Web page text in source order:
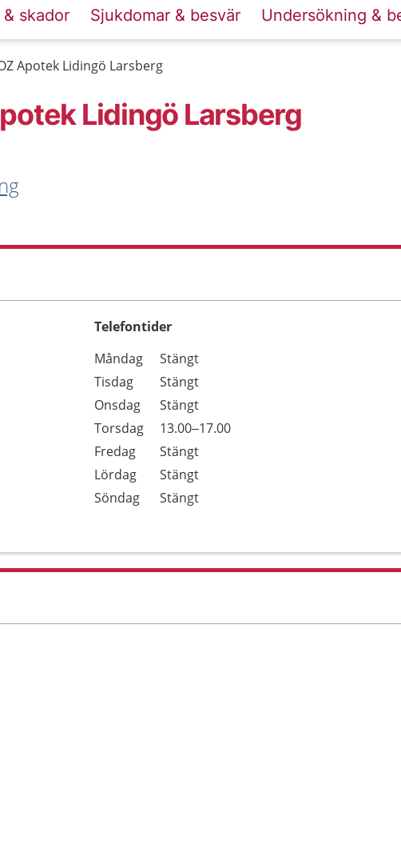
skador Sjukdomar & besvär Undersökning &
Apotek Lidingö Larsberg
Lidingö Larsberg
Telefontider
Dag
Öppettider
Kommentarer
Måndag
Stängt
Tisdag
Stängt
Onsdag
Stängt
Torsdag
13.00–17.00
Fredag
Stängt
Lördag
Stängt
Söndag
Stängt